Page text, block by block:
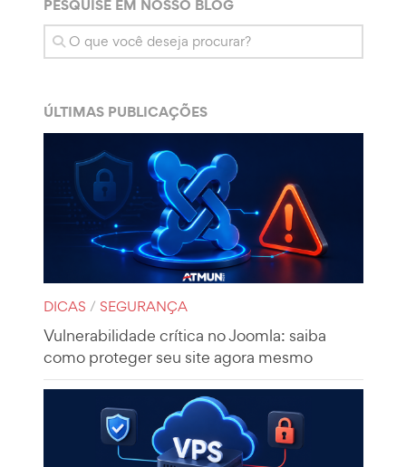
PESQUISE EM NOSSO BLOG
ÚLTIMAS PUBLICAÇÕES
DICAS / SEGURANÇA
Vulnerabilidade crítica no Joomla: saiba
como proteger seu site agora mesmo